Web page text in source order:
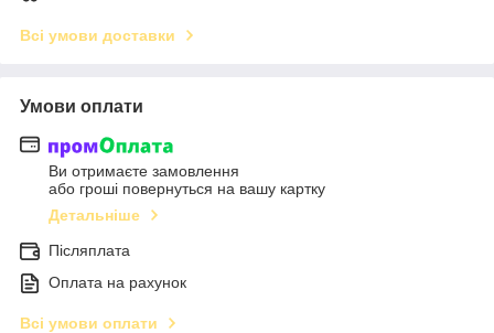
Всі умови доставки
Умови оплати
Ви отримаєте замовлення
або гроші повернуться на вашу картку
Детальніше
Післяплата
Оплата на рахунок
Всі умови оплати